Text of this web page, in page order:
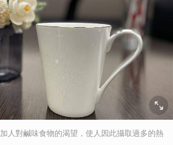
人對鹹味食物的渴望，使人因此攝取過多的熱